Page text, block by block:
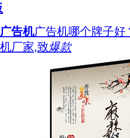
告机广告机哪个牌子好
厂家,致爆款